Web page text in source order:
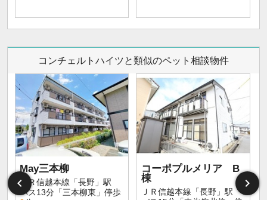
コンチェルトハイツと類似のペット相談物件
May三本柳
ＪＲ信越本線「長野」駅
バス13分「三本柳東」停歩
コーポプルメリア B
棟
ＪＲ信越本線「長野」駅